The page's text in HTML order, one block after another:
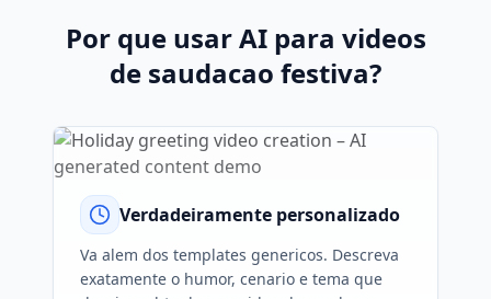
Por que usar AI para videos
de saudacao festiva?
Verdadeiramente personalizado
Va alem dos templates genericos. Descreva
exatamente o humor, cenario e tema que